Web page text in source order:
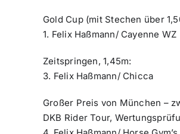
Gold Cup (mit Stechen über
1. Felix Haßmann/ Cayenne WZ
Zeitspringen, 1,45m:
3. Felix Haßmann/ Chicca
Großer Preis von München –
DKB Rider Tour,